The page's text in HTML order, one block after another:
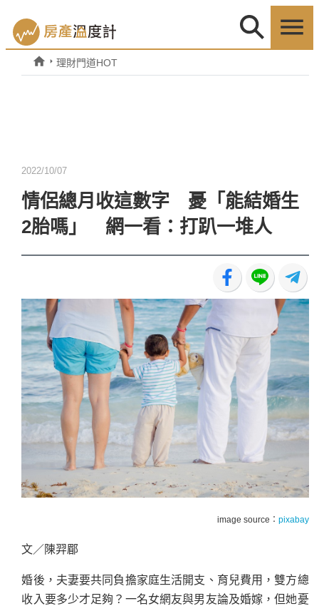
理財門道HOT
2022/10/07
情侶總月收這數字 憂「能結婚生
2胎嗎」 網一看：打趴一堆人
image source： pixabay
文／陳羿郿
婚後，夫妻要共同負擔家庭生活開支、育兒費用，雙方總
收入要多少才足夠？一名女網友與男友論及婚嫁，但她憂